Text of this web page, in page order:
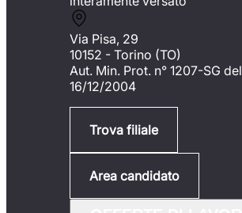
Via Pisa, 29
10152 - Torino (TO)
Aut. Min. Prot. n° 1207-SG del
16/12/2004
Trova filiale
Area candidato